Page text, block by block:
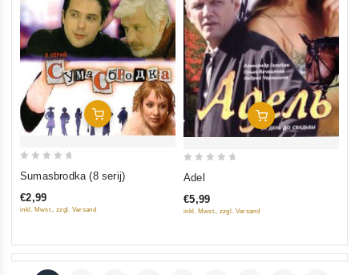
In Den Warenkorb
of
Sumasbrodka (8 serij)
€2,99
inkl. Mwst., zzgl. Versand
In Den Warenkorb
of
Adel
€5,99
inkl. Mwst., zzgl. Versand